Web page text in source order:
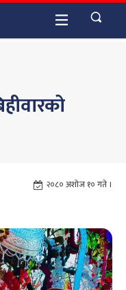
२०८० अशोज १० गते ।